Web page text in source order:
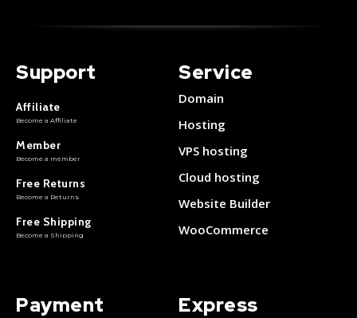
Support
Affiliate
Become a Affiliate
Member
Become a member
Free Returns
Become a Returns
Free Shipping
Become a Shipping
Service
Domain
Hosting
VPS hosting
Cloud hosting
Website Builder
WooCommerce
Payment Express